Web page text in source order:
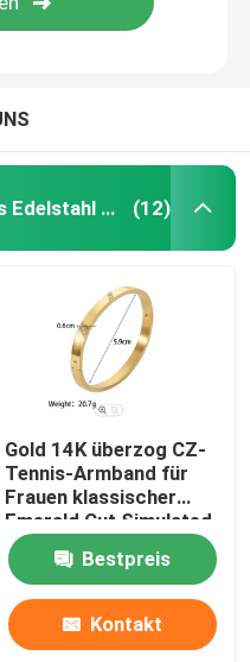
Armband und Armband aus Edelstahl vorrätig (12)
Gold 14K überzog CZ-
Tennis-Armband für
Frauen klassischer
Emerald Cut Simulated
Diamond Bangle
Bestpreis
Kontakt